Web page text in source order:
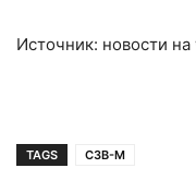
Источник: новости
TAGS СЗВ-М